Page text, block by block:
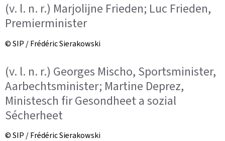
(v. l. n. r.) Marjolijne Frieden; Luc Frieden,
Premierminister
© SIP / Frédéric Sierakowski
(v. l. n. r.) Georges Mischo, Sportsminister,
Aarbechtsminister; Martine Deprez,
Ministesch fir Gesondheet a sozial
Sécherheet
© SIP / Frédéric Sierakowski